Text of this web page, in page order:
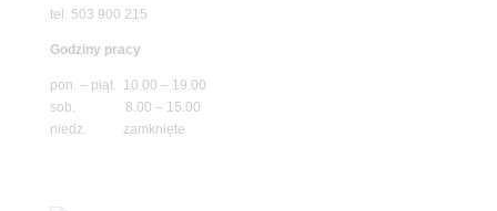
tel. 503 900 215
Godziny pracy
pon. – piąt. 10.00 – 19.00
sob. 8.00 – 15.00
niedz. zamknięte